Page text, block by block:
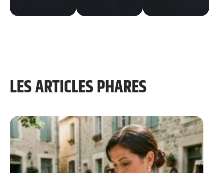
LES ARTICLES PHARES